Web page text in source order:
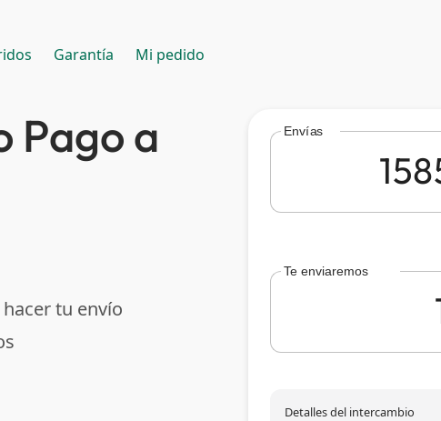
Garantía Mi pedido
Pago a
tu envío
Envías
Te enviaremos
Detalles del intercambio